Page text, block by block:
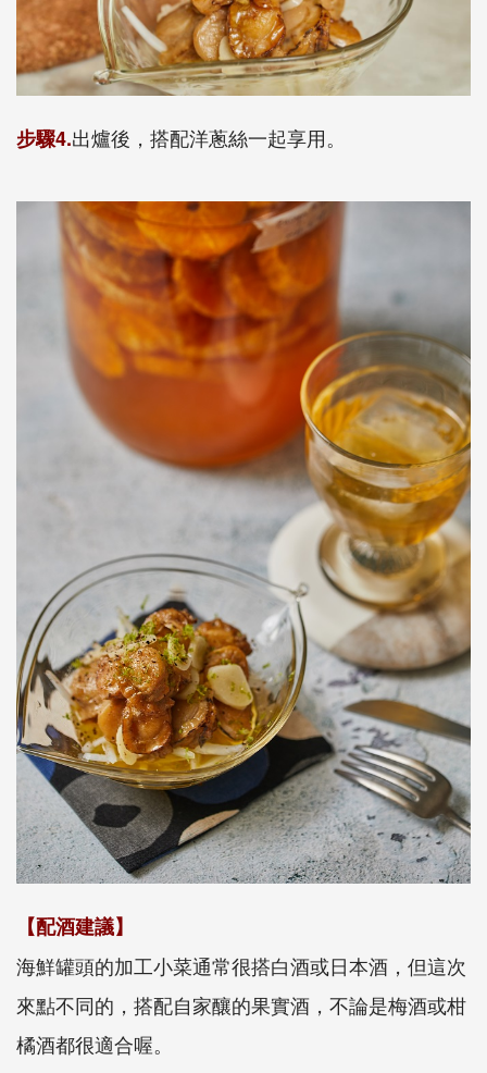
步驟4.出爐後，搭配洋蔥絲一起享用。
【配酒建議】
海鮮罐頭的加工小菜通常很搭白酒或日本酒，但這次
來點不同的，搭配自家釀的果實酒，不論是梅酒或柑
橘酒都很適合喔。